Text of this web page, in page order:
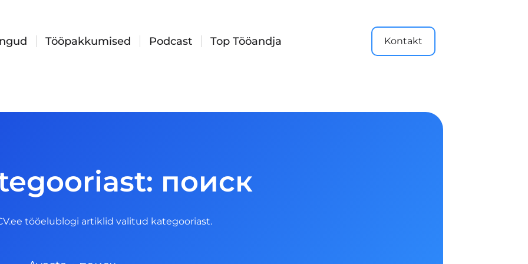
Tööpakkumised Podcast Top Tööandja Kontakt
поиск
tööelublogi artiklid valitud kategooriast.